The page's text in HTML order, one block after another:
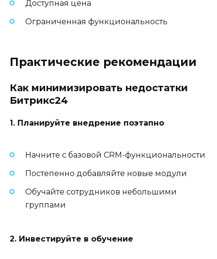
Доступная цена
Ограниченная функциональность
Практические рекомендации
Как минимизировать недостатки
Битрикс24
1. Планируйте внедрение поэтапно
Начните с базовой CRM-функциональности
Постепенно добавляйте новые модули
Обучайте сотрудников небольшими
группами
2. Инвестируйте в обучение